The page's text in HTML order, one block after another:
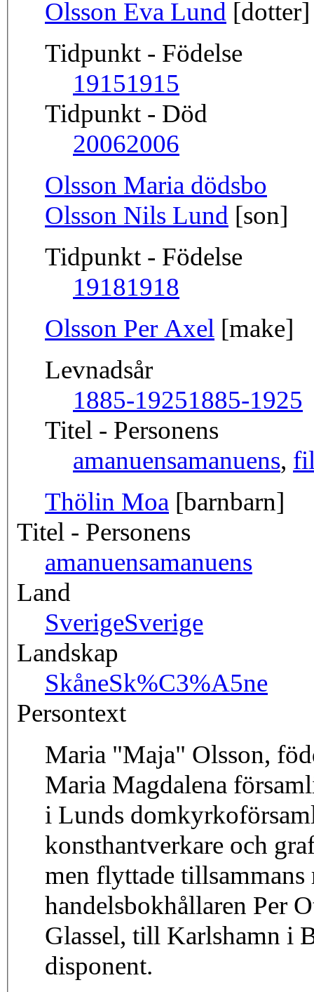
Olsson Eva Lund [dotter]
Tidpunkt - Födelse
19151915
Tidpunkt - Död
20062006
Olsson Maria dödsbo
Olsson Nils Lund [son]
Tidpunkt - Födelse
19181918
Olsson Per Axel [make]
Levnadsår
1885-19251885-1925
Titel - Personens
amanuensamanuens,
Thölin Moa [barnbarn]
Titel - Personens
amanuensamanuens
Land
SverigeSverige
Landskap
SkåneSk%C3%A5ne
Persontext
Maria "Maja" Olsson,
Maria Magdalena
i Lunds
konsthantverkare och
men flyttade tillsammans
handelsbokhållaren Per
Glassel, till Karlshamn i
disponent.